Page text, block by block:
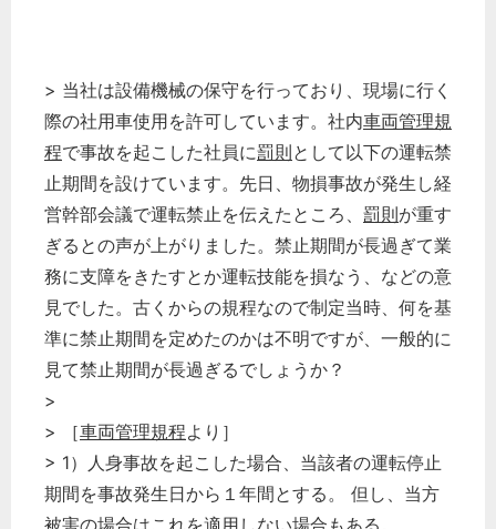
> 当社は設備機械の保守を行っており、現場に行く
際の社用車使用を許可しています。社内車両管理規
程で事故を起こした社員に罰則として以下の運転禁
止期間を設けています。先日、物損事故が発生し経
営幹部会議で運転禁止を伝えたところ、 罰則が重す
ぎるとの声が上がりました。禁止期間が長過ぎて業
務に支障をきたすとか運転技能を損なう、などの意
見でした。古くからの規程なので制定当時、何を基
準に禁止期間を定めたのかは不明ですが、一般的に
見て禁止期間が長過ぎるでしょうか？
>
> ［車両管理規程より］
> 1）人身事故を起こした場合、当該者の運転停止
期間を事故発生日から１年間とする。 但し、当方